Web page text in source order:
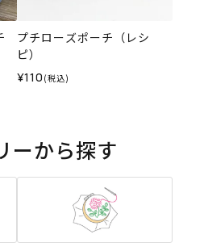
プチローズポーチ（レシ
ピ）
¥110 (税込)
ーから探す